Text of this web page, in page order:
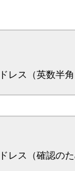
レス（英数半角
レス（確認の